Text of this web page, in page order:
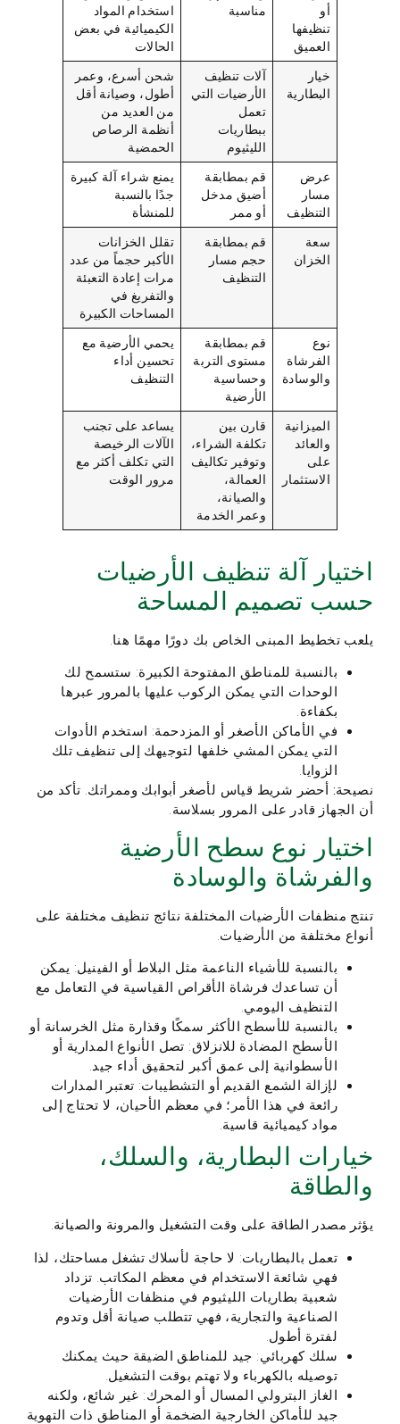
أو
تنظيفها
العميق
مناسبة
استخدام المواد
الكيميائية في بعض
الحالات
خيار
البطارية
آلات تنظيف
الأرضيات التي
تعمل
ببطاريات
الليثيوم
شحن أسرع، وعمر
أطول، وصيانة أقل
من العديد من
أنظمة الرصاص
الحمضية
عرض
مسار
التنظيف
قم بمطابقة
أضيق مدخل
أو ممر
يمنع شراء آلة كبيرة
جدًا بالنسبة
للمنشأة
سعة
الخزان
قم بمطابقة
حجم مسار
التنظيف
تقلل الخزانات
الأكبر حجماً من عدد
مرات إعادة التعبئة
والتفريغ في
المساحات الكبيرة
نوع
الفرشاة
والوسادة
قم بمطابقة
مستوى التربة
وحساسية
الأرضية
يحمي الأرضية مع
تحسين أداء
التنظيف
الميزانية
والعائد
على
الاستثمار
قارن بين
تكلفة الشراء،
وتوفير تكاليف
العمالة،
والصيانة،
وعمر الخدمة
يساعد على تجنب
الآلات الرخيصة
التي تكلف أكثر مع
مرور الوقت
اختيار آلة تنظيف الأرضيات
حسب تصميم المساحة
يلعب تخطيط المبنى الخاص بك دورًا مهمًا هنا.
بالنسبة للمناطق المفتوحة الكبيرة: ستسمح لك
الوحدات التي يمكن الركوب عليها بالمرور عبرها
بكفاءة.
في الأماكن الأصغر أو المزدحمة: استخدم الأدوات
التي يمكن المشي خلفها لتوجيهك إلى تنظيف تلك
الزوايا.
نصيحة: أحضر شريط قياس لأصغر أبوابك وممراتك. تأكد من
أن الجهاز قادر على المرور بسلاسة.
اختيار نوع سطح الأرضية
والفرشاة والوسادة
تنتج منظفات الأرضيات المختلفة نتائج تنظيف مختلفة على
أنواع مختلفة من الأرضيات.
بالنسبة للأشياء الناعمة مثل البلاط أو الفينيل: يمكن
أن تساعدك فرشاة الأقراص القياسية في التعامل مع
التنظيف اليومي.
بالنسبة للأسطح الأكثر سمكًا وقذارة مثل الخرسانة أو
الأسطح المضادة للانزلاق: تصل الأنواع المدارية أو
الأسطوانية إلى عمق أكبر لتحقيق أداء جيد.
لإزالة الشمع القديم أو التشطيبات: تعتبر المدارات
رائعة في هذا الأمر؛ في معظم الأحيان، لا تحتاج إلى
مواد كيميائية قاسية.
خيارات البطارية، والسلك،
والطاقة
يؤثر مصدر الطاقة على وقت التشغيل والمرونة والصيانة.
تعمل بالبطاريات: لا حاجة لأسلاك تشغل مساحتك، لذا
فهي شائعة الاستخدام في معظم المكاتب. تزداد
شعبية بطاريات الليثيوم في منظفات الأرضيات
الصناعية والتجارية، فهي تتطلب صيانة أقل وتدوم
لفترة أطول.
سلك كهربائي: جيد للمناطق الضيقة حيث يمكنك
توصيله بالكهرباء ولا تهتم بوقت التشغيل.
الغاز البترولي المسال أو المحرك: غير شائع، ولكنه
جيد للأماكن الخارجية الضخمة أو المناطق ذات التهوية